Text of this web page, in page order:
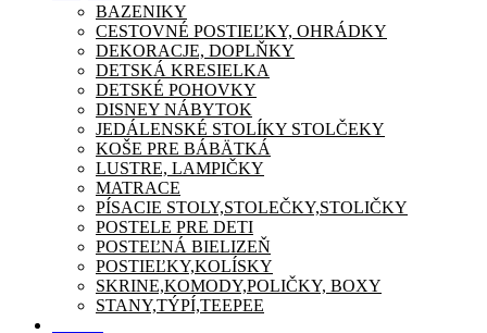
BAZENIKY
CESTOVNÉ POSTIEĽKY, OHRÁDKY
DEKORACJE, DOPLŇKY
DETSKÁ KRESIELKA
DETSKÉ POHOVKY
DISNEY NÁBYTOK
JEDÁLENSKÉ STOLÍKY STOLČEKY
KOŠE PRE BÁBÄTKÁ
LUSTRE, LAMPIČKY
MATRACE
PÍSACIE STOLY,STOLEČKY,STOLIČKY
POSTELE PRE DETI
POSTEĽNÁ BIELIZEŇ
POSTIEĽKY,KOLÍSKY
SKRINE,KOMODY,POLIČKY, BOXY
STANY,TÝPÍ,TEEPEE